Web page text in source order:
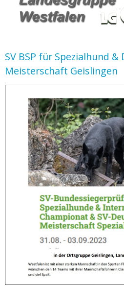
SV BSP für Spezialhund &
Meisterschaft Geislingen